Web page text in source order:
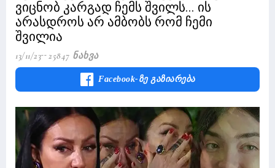
ვიცნობ კარგად ჩემს შვილს... ის
არასდროს არ ამბობს რომ ჩემი
შვილია
13/11/23 25847 Ნახვა
Facebook-Ზე Გაზიარება